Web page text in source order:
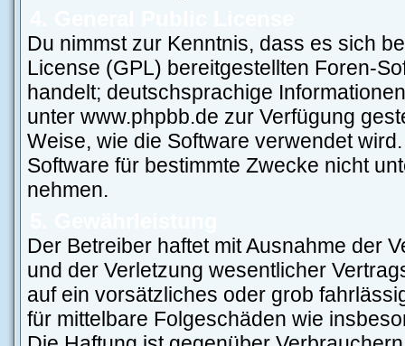
Du nimmst zur Kenntnis, dass es sich
License (GPL) bereitgestellten Foren-
handelt; deutschsprachige
unter www.phpbb.de zur Verfügung
Weise, wie die Software verwendet
Software für bestimmte Zwecke nicht
nehmen.
Der Betreiber haftet mit Ausnahme der
und der Verletzung wesentlicher
auf ein vorsätzliches oder grob
für mittelbare Folgeschäden wie